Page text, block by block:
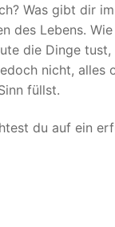
Was gibt dir
des Lebens.
die Dinge
nicht,
füllst.
du auf ein